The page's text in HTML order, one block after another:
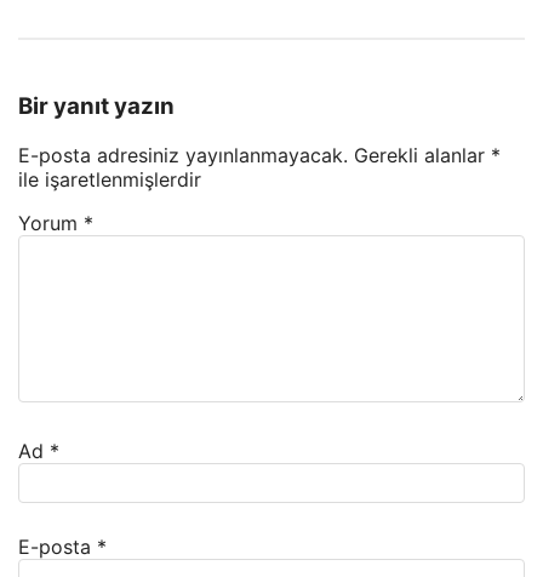
Bir yanıt yazın
E-posta adresiniz yayınlanmayacak. Gerekli alanlar *
ile işaretlenmişlerdir
Yorum *
Ad *
E-posta *